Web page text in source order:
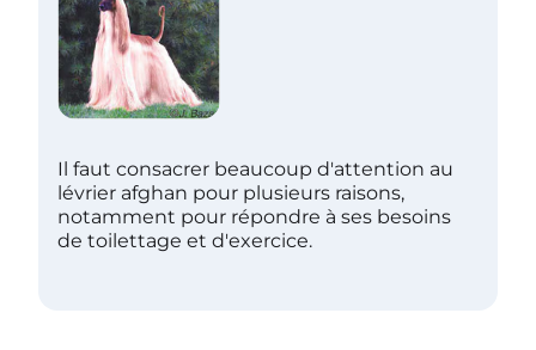
Il faut consacrer beaucoup d'attention au
lévrier afghan pour plusieurs raisons,
notamment pour répondre à ses besoins
de toilettage et d'exercice.